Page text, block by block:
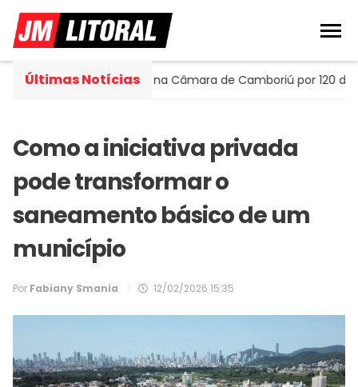
Últimas Notícias
assume cadeira na Câmara de Camboriú por 120 dias
Como a iniciativa privada
pode transformar o
saneamento básico de um
município
Por Fabiany Smania 12/02/2026 15:35